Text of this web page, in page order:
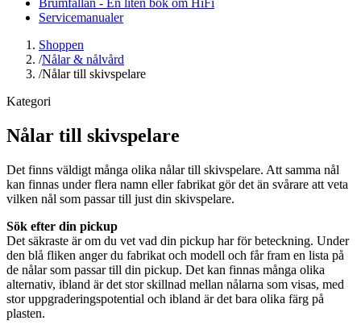
Servicemanualer
Shoppen
/Nålar & nålvård
/Nålar till skivspelare
Kategori
Nålar till skivspelare
Det finns väldigt många olika nålar till skivspelare. Att samma nål
kan finnas under flera namn eller fabrikat gör det än svårare att veta
vilken nål som passar till just din skivspelare.
Sök efter din pickup
Det säkraste är om du vet vad din pickup har för beteckning. Under
den blå fliken anger du fabrikat och modell och får fram en lista på
de nålar som passar till din pickup. Det kan finnas många olika
alternativ, ibland är det stor skillnad mellan nålarna som visas, med
stor uppgraderingspotential och ibland är det bara olika färg på
plasten.